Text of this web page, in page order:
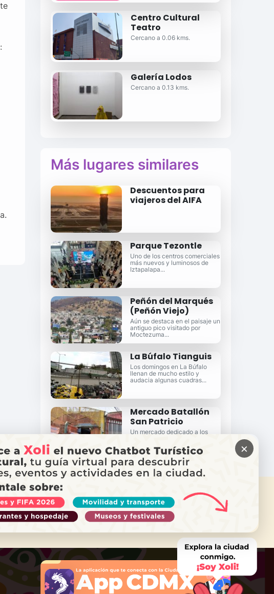
Centro Cultural
Teatro
Cercano a 0.06 kms.
Galería Lodos
Cercano a 0.13 kms.
Más lugares similares
Descuentos para
viajeros del AIFA
Parque Tezontle
Uno de los centros comerciales
más nuevos y luminosos de
Iztapalapa...
Peñón del Marqués
(Peñón Viejo)
Aún se destaca en el paisaje un
antiguo pico visitado por
Moctezuma...
La Búfalo Tianguis
Los domingos en La Búfalo
llenan de mucho estilo y
audacia algunas cuadras...
Mercado Batallón
San Patricio
Un mercado dedicado a los
AYUDA?
Llama a Locatel
×